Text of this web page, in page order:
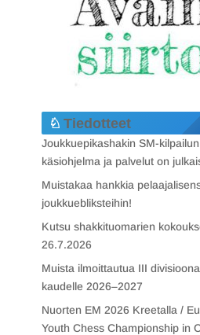
Tiedotteet
Joukkuepikashakin SM-kilpailun
käsiohjelma ja palvelut on
Muistakaa hankkia
joukkuebliksteihin!
Kutsu shakkituomarien
26.7.2026
Muista ilmoittautua III
kaudelle 2026–2027
Nuorten EM 2026 Kreetalla /
Youth Chess Championship in